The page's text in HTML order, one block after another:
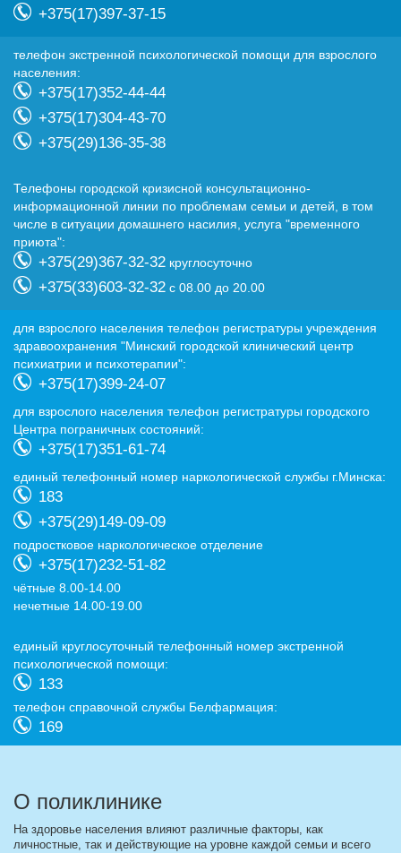
+375(17)397-37-15
телефон экстренной психологической помощи для взрослого
населения:
+375(17)352-44-44
+375(17)304-43-70
+375(29)136-35-38
Телефоны городской кризисной консультационно-
информационной линии по проблемам семьи и детей, в том
числе в ситуации домашнего насилия, услуга "временного
приюта":
+375(29)367-32-32 круглосуточно
+375(33)603-32-32 с 08.00 до 20.00
для взрослого населения телефон регистратуры учреждения
здравоохранения "Минский городской клинический центр
психиатрии и психотерапии":
+375(17)399-24-07
для взрослого населения телефон регистратуры городского
Центра пограничных состояний:
+375(17)351-61-74
eдиный телефонный номер наркологической службы г.Минска:
183
+375(29)149-09-09
подростковое наркологическое отделение
+375(17)232-51-82
чётные 8.00-14.00
нечетные 14.00-19.00
eдиный круглосуточный телефонный номер экстренной
психологической помощи:
133
телефон справочной службы Белфармация:
169
О поликлинике
На здоровье населения влияют различные факторы, как
личностные, так и действующие на уровне каждой семьи и всего